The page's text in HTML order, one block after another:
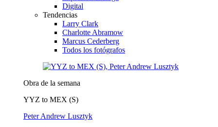
Digital
Tendencias
Larry Clark
Charlotte Abramow
Marcus Cederberg
Todos los fotógrafos
Obra de la semana
YYZ to MEX (S)
Peter Andrew Lusztyk